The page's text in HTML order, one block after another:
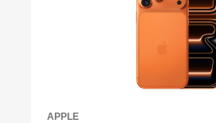
APPLE